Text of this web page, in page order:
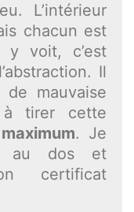
L’intérieur
chacun est
y voit, c’est
Il
mauvaise
à tirer cette
. Je
au dos et
certificat